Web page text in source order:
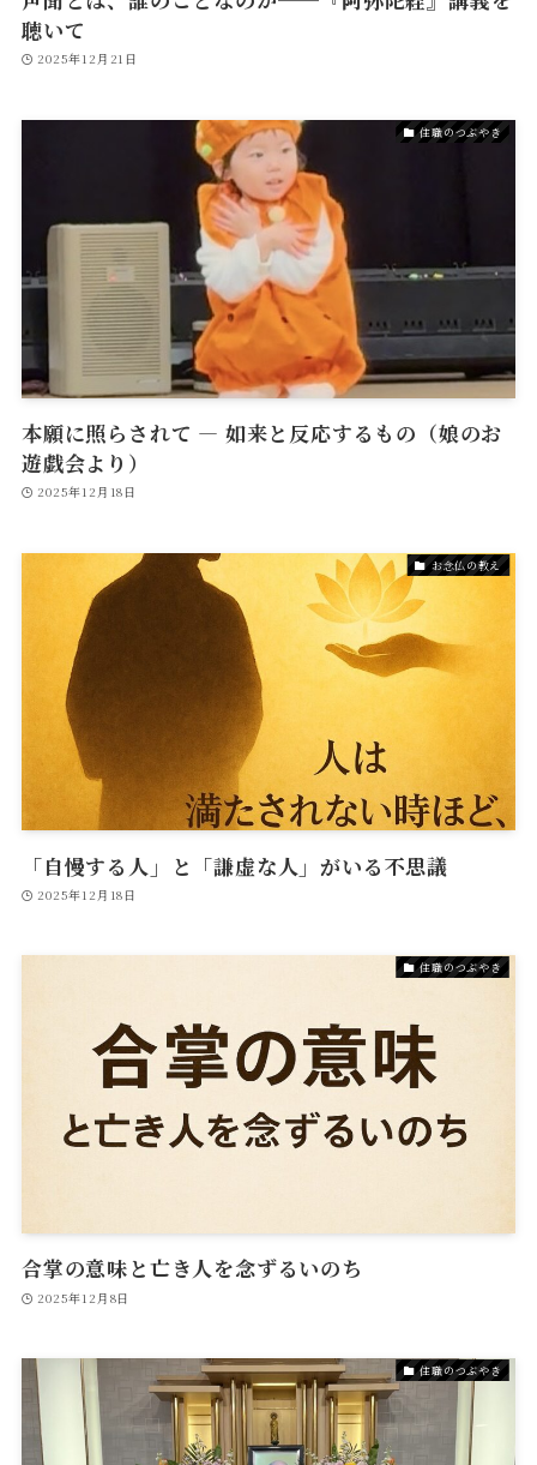
聴いて
2025年12月21日
住職のつぶやき
本願に照らされて ― 如来と反応するもの（娘のお
遊戯会より）
2025年12月18日
お念仏の教え
「自慢する人」と「謙虚な人」がいる不思議
2025年12月18日
住職のつぶやき
合掌の意味と亡き人を念ずるいのち
2025年12月8日
住職のつぶやき